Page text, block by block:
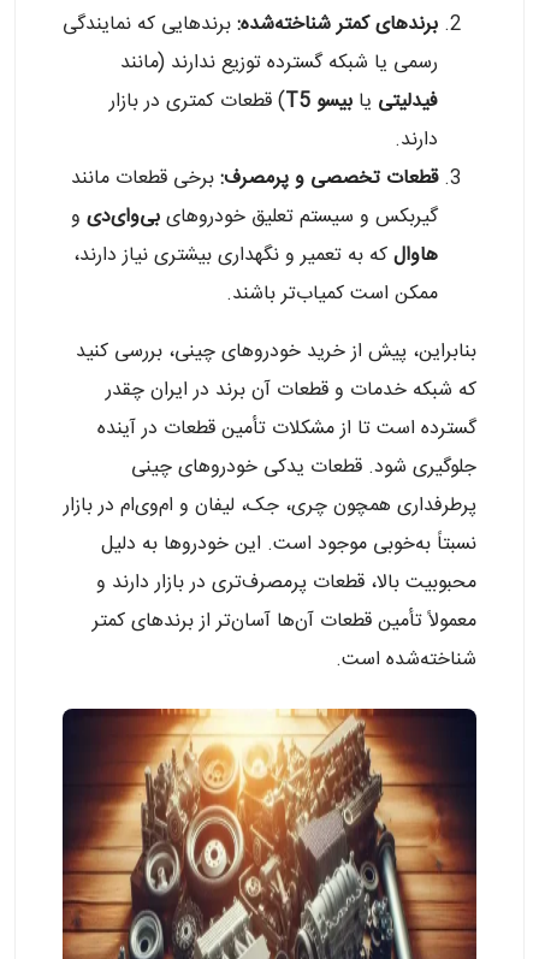
برندهای کمتر شناخته‌شده:برندهایی که نمایندگی
رسمی یا شبکه گسترده توزیع ندارند (مانند
فیدلیتی یا بیسو T5
) قطعات کمتری در بازار
دارند.
قطعات تخصصی و پرمصرف:برخی قطعات مانند
گیربکس و سیستم تعلیق خودروهایبی‌وای‌دی و
هاوالکه به تعمیر و نگهداری بیشتری نیاز دارند،
ممکن است کمیاب‌تر باشند.
بنابراین، پیش از خرید خودروهای چینی، بررسی کنید
که شبکه خدمات و قطعات آن برند در ایران چقدر
گسترده است تا از مشکلات تأمین قطعات در آینده
جلوگیری شود. قطعات یدکی خودروهای چینی
پرطرفداری همچون چری، جک، لیفان و ام‌وی‌ام در بازار
نسبتاً به‌خوبی موجود است. این خودروها به دلیل
محبوبیت بالا، قطعات پرمصرف‌تری در بازار دارند و
معمولاً تأمین قطعات آن‌ها آسان‌تر از برندهای کمتر
شناخته‌شده است.